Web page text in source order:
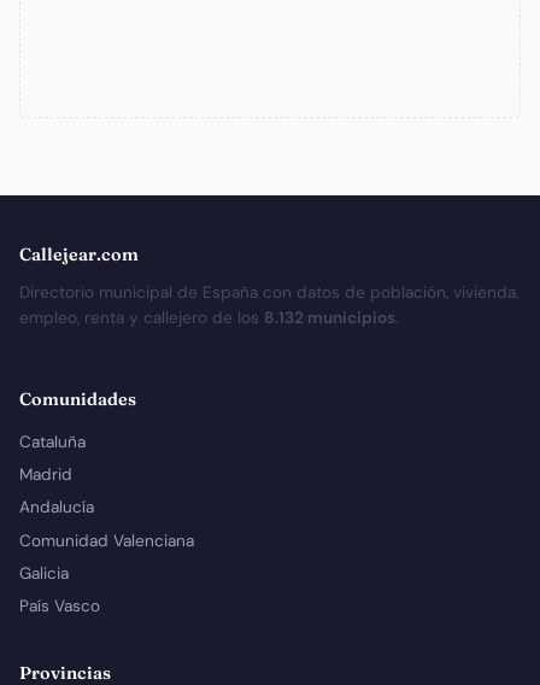
Callejear.com
Directorio municipal de España con datos de población, vivienda,
empleo, renta y callejero de los 8.132 municipios.
Comunidades
Cataluña
Madrid
Andalucía
Comunidad Valenciana
Galicia
País Vasco
Provincias